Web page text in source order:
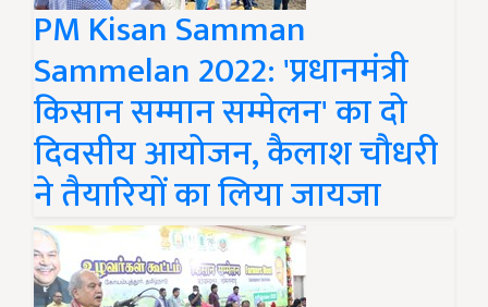
PM Kisan Samman
Sammelan 2022: 'प्रधानमंत्री
किसान सम्मान सम्मेलन' का दो
दिवसीय आयोजन, कैलाश चौधरी
ने तैयारियों का लिया जायजा